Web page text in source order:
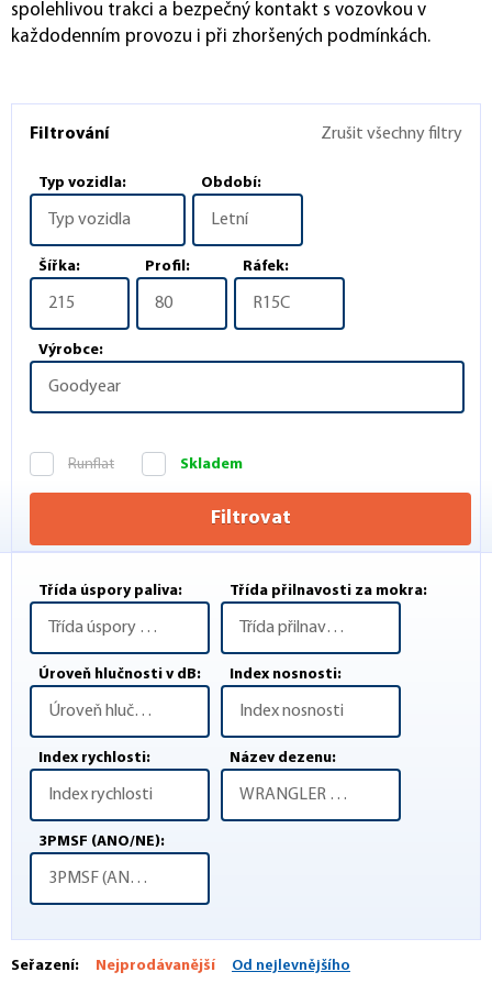
spolehlivou trakci a bezpečný kontakt s vozovkou v
každodenním provozu i při zhoršených podmínkách.
Filtrování Zrušit všechny filtry
Typ vozidla:
Typ vozidla
Období:
Letní
Šířka:
215
Profil:
80
Ráfek:
R15C
Výrobce:
Goodyear
Runflat Skladem
Filtrovat
Třída úspory paliva:
Třída úspory paliva
Třída přilnavosti za mokra:
Třída přilnavosti za mokra
Úroveň hlučnosti v dB:
Úroveň hlučnosti v dB
Index nosnosti:
Index nosnosti
Index rychlosti:
Index rychlosti
Název dezenu:
WRANGLER AT ADVENTURE
3PMSF (ANO/NE):
3PMSF (ANO/NE)
Seřazení: Nejprodávanější
Od nejlevnějšího